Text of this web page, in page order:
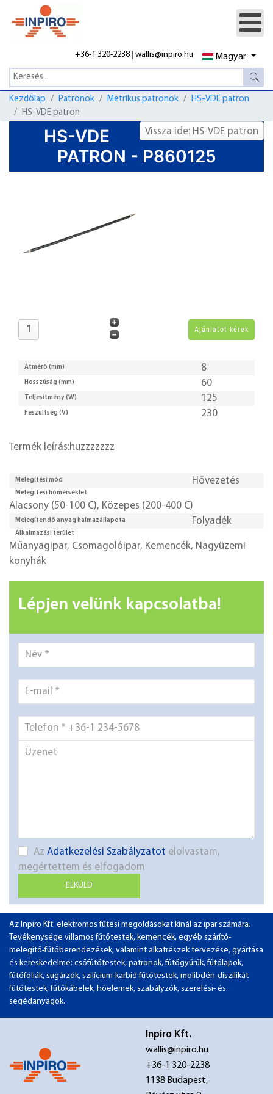
+36-1 320-2238 |wallis@inpiro.hu Magyar
Kezdőlap Patronok Metrikus patronok
HS-VDE patron
HS-VDE patron
Vissza ide: HS-VDE patron
HS-VDE
PATRON - P860125
Átmérő (mm) 8
Hosszúság (mm) 60
Teljesítmény (W) 125
Feszültség (V) 230
Termék leírás:huzzzzzzz
Melegítési mód Hővezetés
Melegítési hőmérséklet
Alacsony (50-100 C), Közepes (200-400 C)
Melegítendő anyag halmazállapota Folyadék
Alkalmazási terület
Műanyagipar, Csomagolóipar, Kemencék, Nagyüzemi
konyhák
Lépjen velünk kapcsolatba!
Az Adatkezelési Szabályzatot elolvastam,
megértettem és elfogadom
ELKÜLD
Az Inpiro Kft. elektromos fűtési megoldásokat kínál az ipar számára.
Tevékenysége villamos fűtőtestek, kemencék, egyéb szárító-
melegítő-fűtőberendezések, valamint alkatrészek tervezése, gyártása
és kereskedelme: csőfűtőtestek, patronok, fűtőgyűrűk, fűtőlapok,
fűtőfóliák, sugárzók, szilícium-karbid fűtőtestek, molibdén-diszilikát
fűtőtestek, fűtőkábelek, hőelemek, szabályzók, szerelési- és
segédanyagok.
Inpiro Kft.
wallis@inpiro.hu
+36-1 320-2238
1138 Budapest,